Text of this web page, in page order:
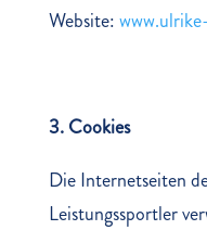
Website:
3. Cookies
Die Internetseiten
Leistungssportler